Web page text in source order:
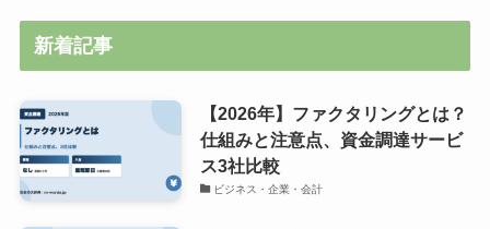
新着記事
【2026年】ファクタリングとは？
仕組みと注意点、資金調達サービ
ス3社比較
ビジネス・企業・会計